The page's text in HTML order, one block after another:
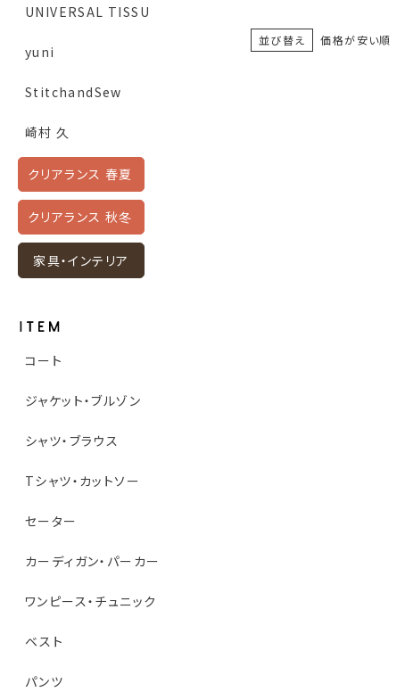
UNIVERSAL TISSU
yuni
StitchandSew
崎村 久
クリアランス 春夏
クリアランス 秋冬
家具・インテリア
コート
ジャケット・ブルゾン
シャツ・ブラウス
Tシャツ・カットソー
セーター
カーディガン・パーカー
ワンピース・チュニック
ベスト
パンツ
並び替え 価格が安い順